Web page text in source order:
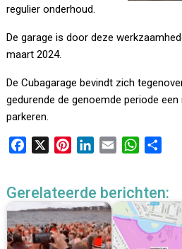
regulier onderhoud.
De garage is door deze
maart 2024.
De Cubagarage bevindt zich
gedurende de genoemde periode
parkeren.
e
b
o
t
e
r
k
e
d
i
l
W
t
s
A
e
n
Gerelateerde berichten: